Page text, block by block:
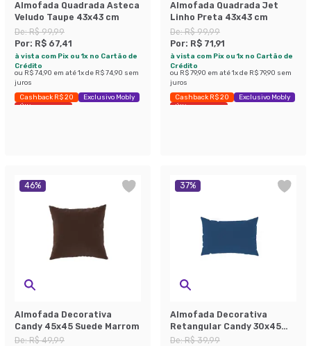
Almofada Quadrada Asteca
Veludo Taupe 43x43 cm
De:R$ 99,99
Por: R$ 67,41
à vista com Pix ou 1x no Cartão de
Crédito
ou R$ 74,90 em até1x de R$ 74,90 sem
juros
Cashback R$ 20
Exclusivo Mobly
Últimas peças
Almofada Quadrada Jet
Linho Preta 43x43 cm
De:R$ 99,99
Por: R$ 71,91
à vista com Pix ou 1x no Cartão de
Crédito
ou R$ 79,90 em até1x de R$ 79,90 sem
juros
Cashback R$ 20
Exclusivo Mobly
Últimas peças
46%
Almofada Decorativa
Candy 45x45 Suede Marrom
De:R$ 49,99
37%
Almofada Decorativa
Retangular Candy 30x45
Suede Azul Marinho
De:R$ 39,99